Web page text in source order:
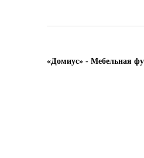
«Домиус» - Мебельная